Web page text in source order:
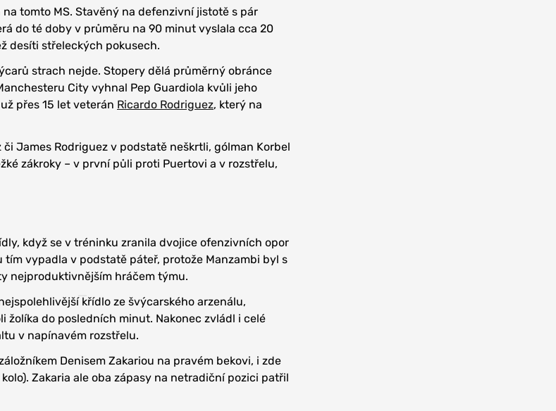
tomto MS. Stavěný na defenzivní jistotě s pár
do té doby v průměru na 90 minut vyslala cca 20
desíti střeleckých pokusech.
strach nejde. Stopery dělá průměrný obránce
City vyhnal Pep Guardiola kvůli jeho
přes 15 let veterán Ricardo Rodriguez, který na
James Rodriguez v podstatě neškrtli, gólman Korbel
zákroky – v první půli proti Puertovi a v rozstřelu,
když se v tréninku zranila dvojice ofenzivních opor
tím vypadla v podstatě páteř, protože Manzambi byl s
nejproduktivnějším hráčem týmu.
křídlo ze švýcarského arzenálu,
žolíka do posledních minut. Nakonec zvládl i celé
v napínavém rozstřelu.
Denisem Zakariou na pravém bekovi, i zde
Zakaria ale oba zápasy na netradiční pozici patřil